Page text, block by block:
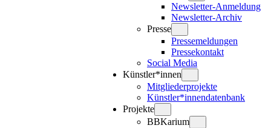
Newsletter-Anmeldung
Newsletter-Archiv
Presse
Pressemeldungen
Pressekontakt
Social Media
Künstler*innen
Mitgliederprojekte
Künstler*innendatenbank
Projekte
BBKarium